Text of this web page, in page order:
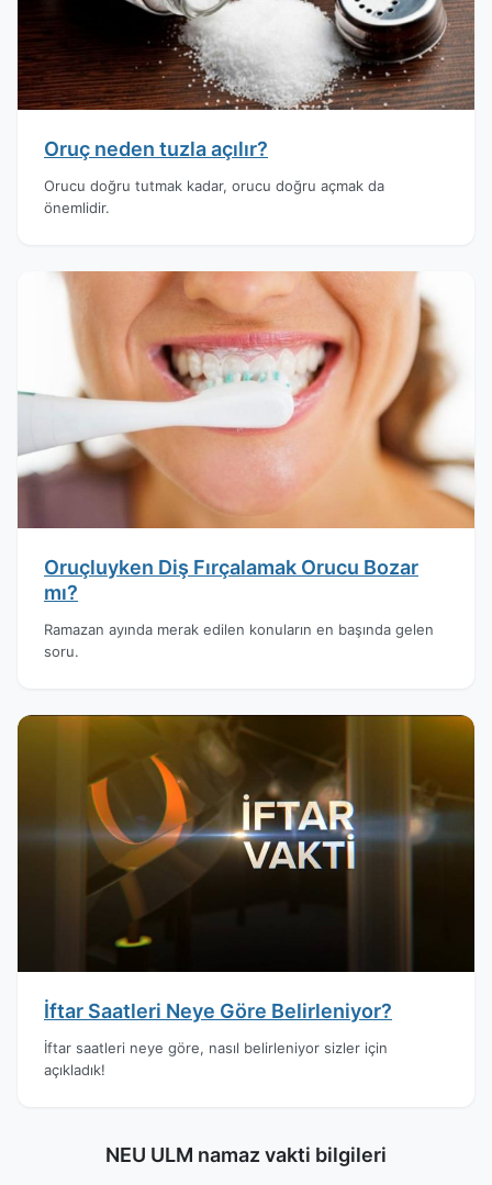
Oruç neden tuzla açılır?
Orucu doğru tutmak kadar, orucu doğru açmak da
önemlidir.
Oruçluyken Diş Fırçalamak Orucu Bozar
mı?
Ramazan ayında merak edilen konuların en başında gelen
soru.
İftar Saatleri Neye Göre Belirleniyor?
İftar saatleri neye göre, nasıl belirleniyor sizler için
açıkladık!
NEU ULM namaz vakti bilgileri